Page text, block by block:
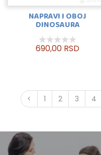
NAPRAVI I OBOJ
DINOSAURA
690,00 RSD
< 1 2 3 4